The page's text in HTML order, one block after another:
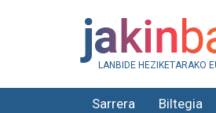
LANBIDE HEZIKETARAKO
Sarrera Biltegia